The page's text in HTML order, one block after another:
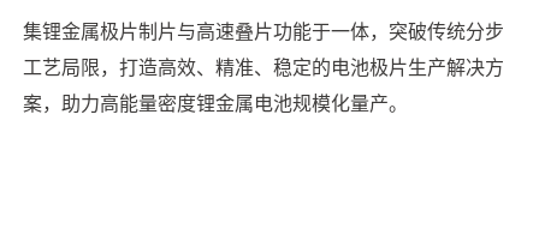
集锂金属极片制片与高速叠片功能于一体，突破传统分步
工艺局限，打造高效、精准、稳定的电池极片生产解决方
案，助力高能量密度锂金属电池规模化量产。